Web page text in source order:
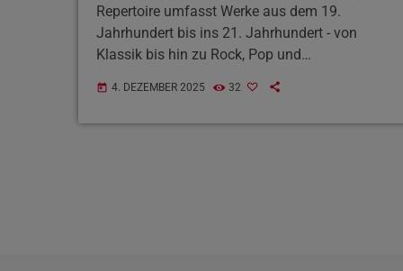
Repertoire umfasst Werke aus dem 19.
Jahrhundert bis ins 21. Jahrhundert - von
Klassik bis hin zu Rock, Pop und
Uhr in der Franz-Ludwig-Straße 7 – der Eintritt
ist frei, aber Spenden sind willkommen.
today 4. DEZEMBER 2025 32